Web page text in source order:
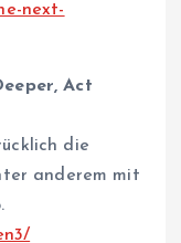
next-
Act
die
anderem mit